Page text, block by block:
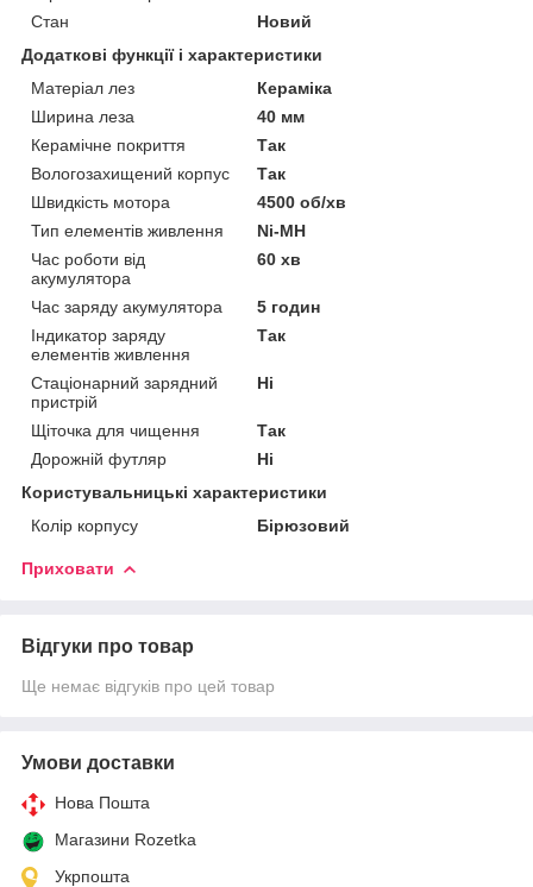
Стан
Новий
Додаткові функції і характеристики
Матеріал лез
Кераміка
Ширина леза
40 мм
Керамічне покриття
Так
Вологозахищений корпус
Так
Швидкість мотора
4500 об/хв
Тип елементів живлення
Ni-MH
Час роботи від
акумулятора
60 хв
Час заряду акумулятора
5 годин
Індикатор заряду
елементів живлення
Так
Стаціонарний зарядний
пристрій
Ні
Щіточка для чищення
Так
Дорожній футляр
Ні
Користувальницькі характеристики
Колір корпусу
Бірюзовий
Приховати
Відгуки про товар
Ще немає відгуків про цей товар
Умови доставки
Нова Пошта
Магазини Rozetka
Укрпошта